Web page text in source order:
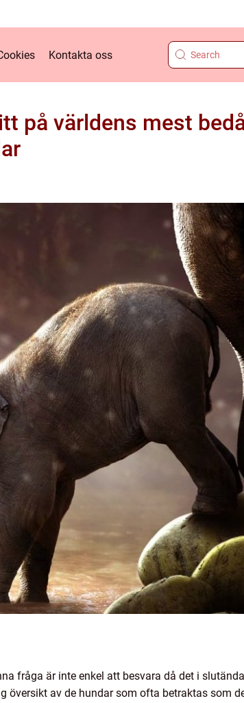
Kontakta oss
på världens mest
fråga är inte enkel att besvara då det i
översikt av de hundar som ofta betraktas som